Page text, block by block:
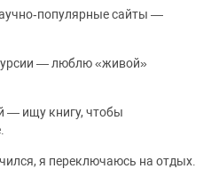
сайты —
— люблю «живой»
— ищу книгу, чтобы
я переключаюсь на отдых.